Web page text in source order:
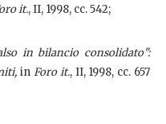
it., II, 1998, cc. 542;
in bilancio consolidato":
in Foro it., II, 1998, cc. 657